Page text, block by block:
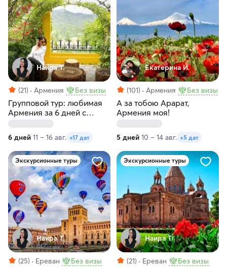
Наира Т.
(21) Армения Без визы
Групповой тур: любимая
Армения за 6 дней с
заездами по вторникам
6 дней 11 – 16 авг. +17 дат
Екатерина И.
(101) Армения Без визы
А за тобою Арарат,
Армения моя!
5 дней 10 – 14 авг. +5 дат
Экскурсионные туры
Наира Т.
(25) Ереван Без визы
Экскурсионные туры
Наира Т.
(21) Ереван Без визы